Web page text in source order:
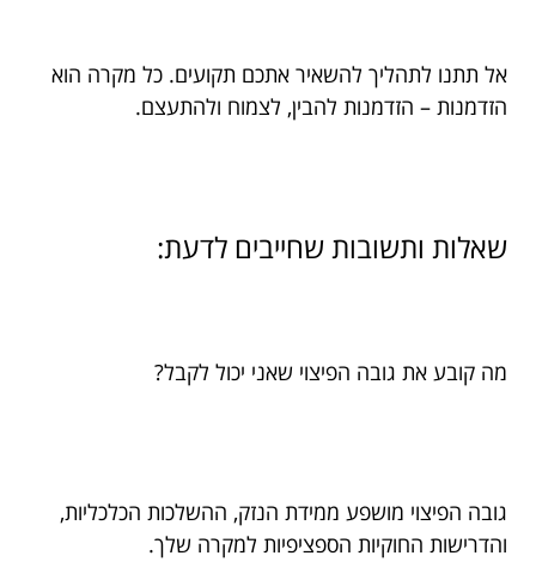
אל תתנו לתהליך להשאיר אתכם תקועים. כל מקרה הוא
הזדמנות – הזדמנות להבין, לצמוח ולהתעצם.
שאלות ותשובות שחייבים לדעת:
מה קובע את גובה הפיצוי שאני יכול לקבל?
גובה הפיצוי מושפע ממידת הנזק, ההשלכות הכלכליות,
והדרישות החוקיות הספציפיות למקרה שלך.